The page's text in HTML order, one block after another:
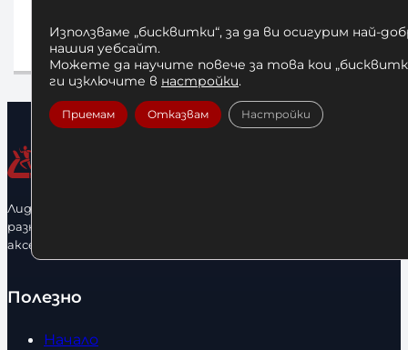
25,00€ / 48,90 лв.
Добавяне в количката
Лидерфитнес е водещ вносител и представител на голямо
разнообразие от бойна екипировка, фитнес уреди и
аксесоари.
Полезно
Начало
Използваме „бисквитки“, за да ви осигурим най-
нашия уебсайт.
Можете да научите повече за това кои
ги изключите в настройки.
Приемам Отказвам Настройки